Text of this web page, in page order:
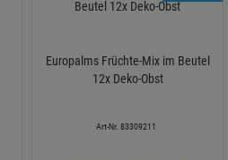
Europalms Früchte-Mix im Beutel
12x Deko-Obst
Art-Nr. 83309211